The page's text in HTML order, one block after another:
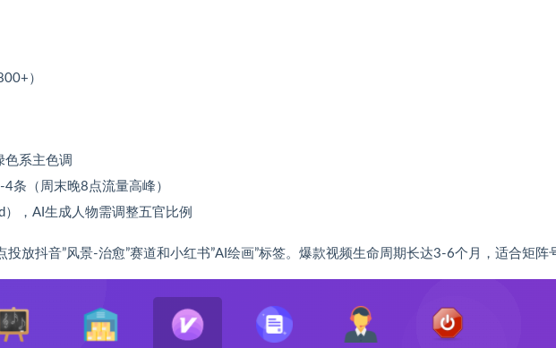
）
色系主色调
条（周末晚8点流量高峰）
，AI生成人物需调整五官比例
放抖音”风景-治愈”赛道和小红书”AI绘画”标签。爆款视频生命周期长达3-6个月，适合矩阵